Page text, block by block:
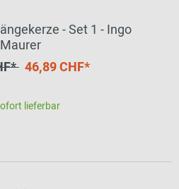
- Set 1 - Ingo
Maurer
46,89 CHF*
lieferbar